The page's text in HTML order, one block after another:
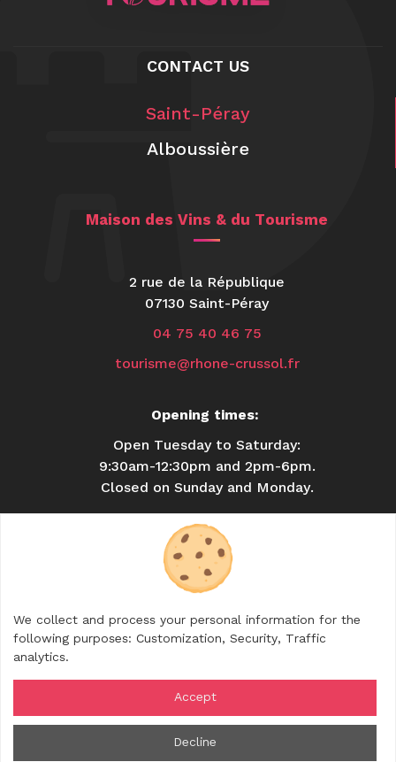
CONTACT US
Saint-Péray
Alboussière
Maison des Vins & du Tourisme
2 rue de la République
07130 Saint-Péray
04 75 40 46 75
tourisme@rhone-crussol.fr
Opening times:
Open Tuesday to Saturday:
9:30am-12:30pm and 2pm-6pm.
Closed on Sunday and Monday.
BROCHURES
CONTACT
SHOP
FOLLOW US
We collect and process your personal information for the
following purposes: Customization, Security, Traffic
analytics.
Accept
Decline